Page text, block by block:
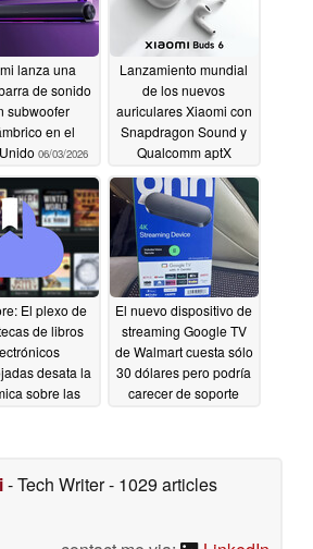
lanza una
de sonido
subwoofer
en el
06/03/2026
Lanzamiento mundial
de los nuevos
auriculares Xiaomi con
Snapdragon Sound y
Qualcomm aptX
05/27/2026
El plexo de
de libros
desata la
sobre las
El nuevo dispositivo de
streaming Google TV
de Walmart cuesta sólo
30 dólares pero podría
carecer de soporte
- Tech Writer- 1029 articles